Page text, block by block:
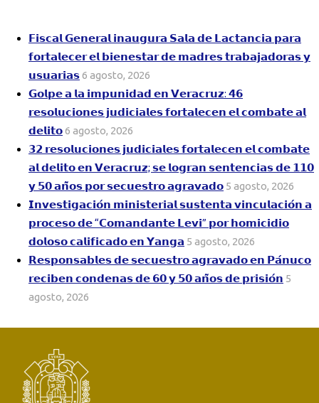
𝗙𝗶𝘀𝗰𝗮𝗹 𝗚𝗲𝗻𝗲𝗿𝗮𝗹 𝗶𝗻𝗮𝘂𝗴𝘂𝗿𝗮 𝗦𝗮𝗹𝗮 𝗱𝗲 𝗟𝗮𝗰𝘁𝗮𝗻𝗰𝗶𝗮 𝗽𝗮𝗿𝗮
𝗳𝗼𝗿𝘁𝗮𝗹𝗲𝗰𝗲𝗿 𝗲𝗹 𝗯𝗶𝗲𝗻𝗲𝘀𝘁𝗮𝗿 𝗱𝗲 𝗺𝗮𝗱𝗿𝗲𝘀 𝘁𝗿𝗮𝗯𝗮𝗷𝗮𝗱𝗼𝗿𝗮𝘀 𝘆
𝘂𝘀𝘂𝗮𝗿𝗶𝗮𝘀6 agosto, 2026
𝗚𝗼𝗹𝗽𝗲 𝗮 𝗹𝗮 𝗶𝗺𝗽𝘂𝗻𝗶𝗱𝗮𝗱 𝗲𝗻 𝗩𝗲𝗿𝗮𝗰𝗿𝘂𝘇: 𝟰𝟲
𝗿𝗲𝘀𝗼𝗹𝘂𝗰𝗶𝗼𝗻𝗲𝘀 𝗷𝘂𝗱𝗶𝗰𝗶𝗮𝗹𝗲𝘀 𝗳𝗼𝗿𝘁𝗮𝗹𝗲𝗰𝗲𝗻 𝗲𝗹 𝗰𝗼𝗺𝗯𝗮𝘁𝗲 𝗮𝗹
𝗱𝗲𝗹𝗶𝘁𝗼6 agosto, 2026
𝟯𝟮 𝗿𝗲𝘀𝗼𝗹𝘂𝗰𝗶𝗼𝗻𝗲𝘀 𝗷𝘂𝗱𝗶𝗰𝗶𝗮𝗹𝗲𝘀 𝗳𝗼𝗿𝘁𝗮𝗹𝗲𝗰𝗲𝗻 𝗲𝗹 𝗰𝗼𝗺𝗯𝗮𝘁𝗲
𝗮𝗹 𝗱𝗲𝗹𝗶𝘁𝗼 𝗲𝗻 𝗩𝗲𝗿𝗮𝗰𝗿𝘂𝘇; 𝘀𝗲 𝗹𝗼𝗴𝗿𝗮𝗻 𝘀𝗲𝗻𝘁𝗲𝗻𝗰𝗶𝗮𝘀 𝗱𝗲 𝟭𝟭𝟬
𝘆 𝟱𝟬 𝗮𝗻̃𝗼𝘀 𝗽𝗼𝗿 𝘀𝗲𝗰𝘂𝗲𝘀𝘁𝗿𝗼 𝗮𝗴𝗿𝗮𝘃𝗮𝗱𝗼 5 agosto, 2026
𝗜𝗻𝘃𝗲𝘀𝘁𝗶𝗴𝗮𝗰𝗶𝗼́𝗻 𝗺𝗶𝗻𝗶𝘀𝘁𝗲𝗿𝗶𝗮𝗹 𝘀𝘂𝘀𝘁𝗲𝗻𝘁𝗮 𝘃𝗶𝗻𝗰𝘂𝗹𝗮𝗰𝗶𝗼́𝗻 𝗮
𝗽𝗿𝗼𝗰𝗲𝘀𝗼 𝗱𝗲 “𝗖𝗼𝗺𝗮𝗻𝗱𝗮𝗻𝘁𝗲 𝗟𝗲𝘃𝗶” 𝗽𝗼𝗿 𝗵𝗼𝗺𝗶𝗰𝗶𝗱𝗶𝗼
𝗱𝗼𝗹𝗼𝘀𝗼 𝗰𝗮𝗹𝗶𝗳𝗶𝗰𝗮𝗱𝗼 𝗲𝗻 𝗬𝗮𝗻𝗴𝗮 5 agosto, 2026
𝗥𝗲𝘀𝗽𝗼𝗻𝘀𝗮𝗯𝗹𝗲𝘀 𝗱𝗲 𝘀𝗲𝗰𝘂𝗲𝘀𝘁𝗿𝗼 𝗮𝗴𝗿𝗮𝘃𝗮𝗱𝗼 𝗲𝗻 𝗣𝗮́𝗻𝘂𝗰𝗼
𝗿𝗲𝗰𝗶𝗯𝗲𝗻 𝗰𝗼𝗻𝗱𝗲𝗻𝗮𝘀 𝗱𝗲 𝟲𝟬 𝘆 𝟱𝟬 𝗮𝗻̃𝗼𝘀 𝗱𝗲 𝗽𝗿𝗶𝘀𝗶𝗼́𝗻 5
agosto, 2026